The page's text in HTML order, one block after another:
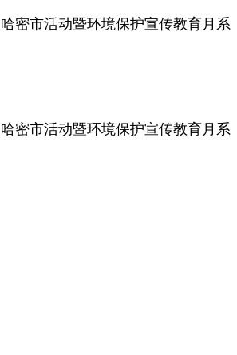
密市活动暨环境保护宣传教育月系
密市活动暨环境保护宣传教育月系